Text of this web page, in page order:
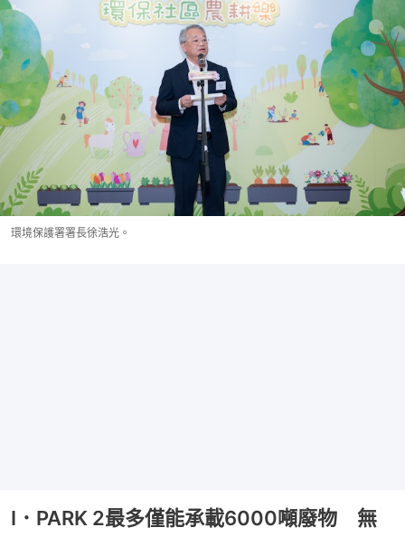
環境保護署署長徐浩光。
I．PARK 2最多僅能承載6000噸廢物 無